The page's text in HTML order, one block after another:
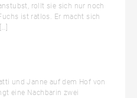
rollt sie sich nur noch
ist ratlos. Er macht sich
und Janne auf dem Hof von
eine Nachbarin zwei